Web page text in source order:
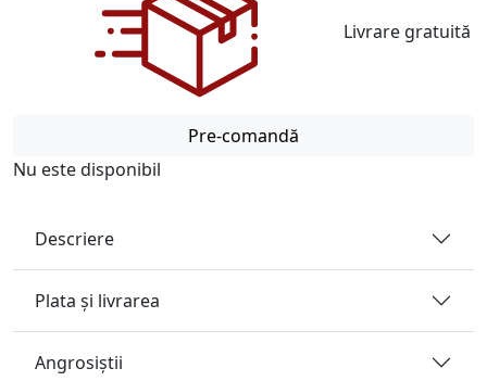
Livrare gratuită
Pre-comandă
Nu este disponibil
Descriere
Plata și livrarea
Angrosiştii